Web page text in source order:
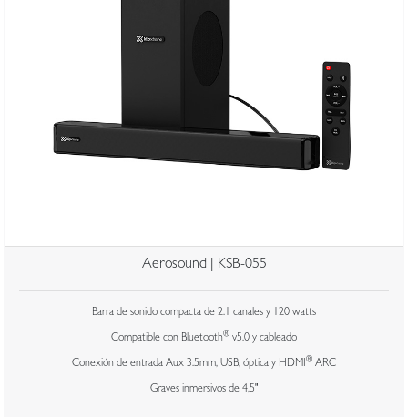
Aerosound | KSB-055
Barra de sonido compacta de 2.1 canales y 120 watts
Compatible con Bluetooth® v5.0 y cableado
Conexión de entrada Aux 3.5mm, USB, óptica y HDMI® ARC
Graves inmersivos de 4,5"